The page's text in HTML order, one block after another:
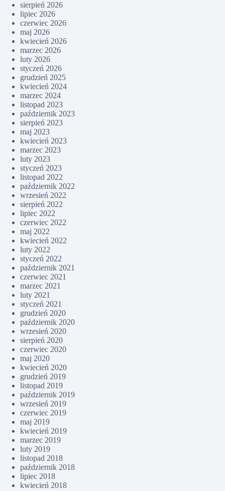
sierpień 2026
lipiec 2026
czerwiec 2026
maj 2026
kwiecień 2026
marzec 2026
luty 2026
styczeń 2026
grudzień 2025
kwiecień 2024
marzec 2024
listopad 2023
październik 2023
sierpień 2023
maj 2023
kwiecień 2023
marzec 2023
luty 2023
styczeń 2023
listopad 2022
październik 2022
wrzesień 2022
sierpień 2022
lipiec 2022
czerwiec 2022
maj 2022
kwiecień 2022
luty 2022
styczeń 2022
październik 2021
czerwiec 2021
marzec 2021
luty 2021
styczeń 2021
grudzień 2020
październik 2020
wrzesień 2020
sierpień 2020
czerwiec 2020
maj 2020
kwiecień 2020
grudzień 2019
listopad 2019
październik 2019
wrzesień 2019
czerwiec 2019
maj 2019
kwiecień 2019
marzec 2019
luty 2019
listopad 2018
październik 2018
lipiec 2018
kwiecień 2018